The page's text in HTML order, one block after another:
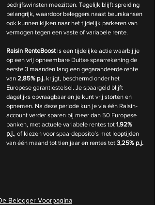
bedrijfswinsten meezitten. Tegelijk blijft spreiding
belangrijk, waardoor beleggers naast beurskansen
ook kunnen kijken naar het tijdelijk parkeren van
vermogen tegen een vaste of variabele rente.
Raisin RenteBoost is een tijdelijke actie waarbij je
op een vrij opneembare Duitse spaarrekening de
eerste 3 maanden lang een gegarandeerde rente
van 2,85% p.j. krijgt, beschermd onder het
Europese garantiestelsel. Je spaargeld blijft
dagelijks opvraagbaar en je kunt vrij storten en
opnemen. Na deze periode kun je via één Raisin-
account verder sparen bij meer dan 50 Europese
banken, met actuele variabele rentes tot 1,92%
p.j., of kiezen voor spaardeposito’s met looptijden
van één maand tot tien jaar en rentes tot 3,25% p.j.
Belegger Voorpagina